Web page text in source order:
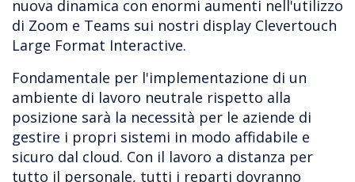
nuova dinamica con enormi aumenti nell'utilizzo
di Zoom e Teams sui nostri display Clevertouch
Large Format Interactive.
Fondamentale per l'implementazione di un
ambiente di lavoro neutrale rispetto alla
posizione sarà la necessità per le aziende di
gestire i propri sistemi in modo affidabile e
sicuro dal cloud. Con il lavoro a distanza per
tutto il personale, tutti i reparti dovranno